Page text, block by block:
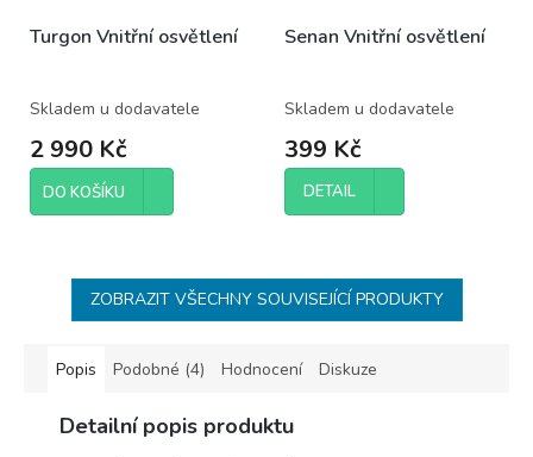
Turgon Vnitřní osvětlení
Skladem u dodavatele
2 990 Kč
DO KOŠÍKU
Senan Vnitřní osvětlení
Skladem u dodavatele
399 Kč
DETAIL
ZOBRAZIT VŠECHNY SOUVISEJÍCÍ PRODUKTY
Popis Podobné (4) Hodnocení Diskuze
Detailní popis produktu